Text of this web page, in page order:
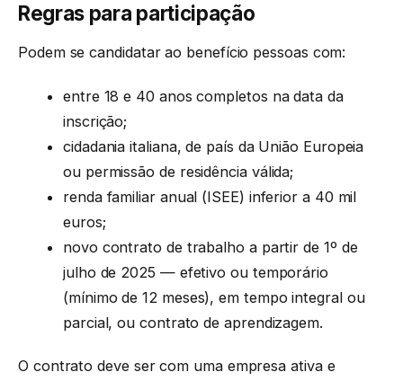
Regras para participação
Podem se candidatar ao benefício pessoas com:
entre 18 e 40 anos completos na data da
inscrição;
cidadania italiana, de país da União Europeia
ou permissão de residência válida;
renda familiar anual (ISEE) inferior a 40 mil
euros;
novo contrato de trabalho a partir de 1º de
julho de 2025 — efetivo ou temporário
(mínimo de 12 meses), em tempo integral ou
parcial, ou contrato de aprendizagem.
O contrato deve ser com uma empresa ativa e